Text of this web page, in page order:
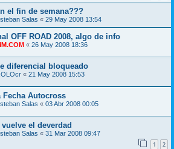
el fin de semana???
Salas « 29 May 2008 13:54
OFF ROAD 2008, algo de info
« 26 May 2008 18:36
diferencial bloqueado
« 21 May 2008 15:53
Fecha Autocross
Salas « 03 Abr 2008 00:05
vuelve el deverdad
Salas « 31 Mar 2008 09:47
1 2